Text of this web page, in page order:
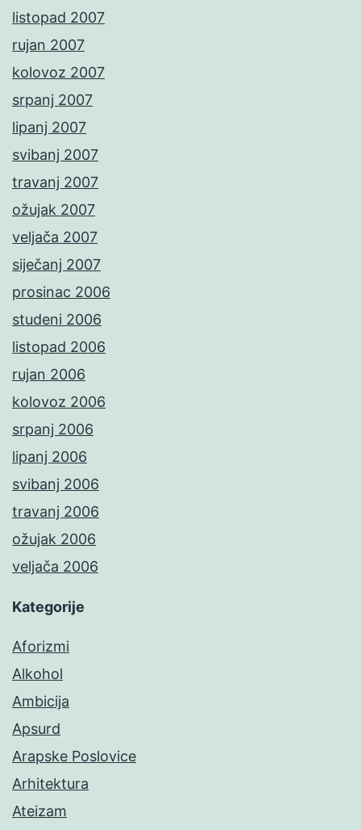
listopad 2007
rujan 2007
kolovoz 2007
srpanj 2007
lipanj 2007
svibanj 2007
travanj 2007
ožujak 2007
veljača 2007
siječanj 2007
prosinac 2006
studeni 2006
listopad 2006
rujan 2006
kolovoz 2006
srpanj 2006
lipanj 2006
svibanj 2006
travanj 2006
ožujak 2006
veljača 2006
Kategorije
Aforizmi
Alkohol
Ambicija
Apsurd
Arapske Poslovice
Arhitektura
Ateizam